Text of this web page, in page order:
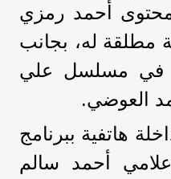
أحمد رمزي
مطلقة له، بجانب
في مسلسل علي
العوضي.
هاتفية ببرنامج
أحمد سالم